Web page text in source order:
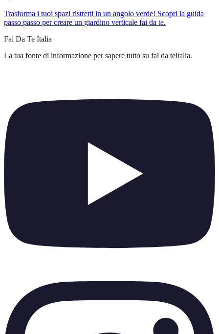
Trasforma i tuoi spazi ristretti in un angolo verde! Scopri la guida
passo passo per creare un giardino verticale fai da te.
Fai Da Te Italia
La tua fonte di informazione per sapere tutto su fai da teitalia.